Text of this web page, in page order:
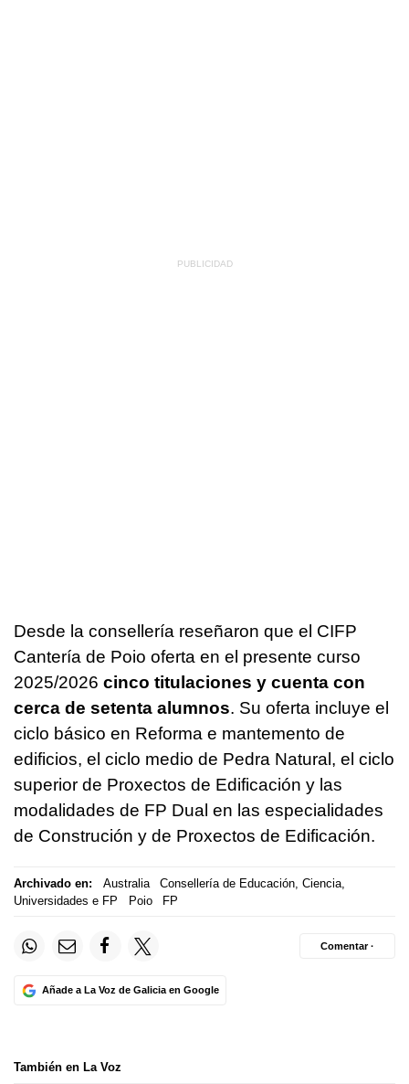
Desde la consellería reseñaron que el CIFP
Cantería de Poio oferta en el presente curso
2025/2026 cinco titulaciones y cuenta con
cerca de setenta alumnos. Su oferta incluye el
ciclo básico en Reforma e mantemento de
edificios, el ciclo medio de Pedra Natural, el ciclo
superior de Proxectos de Edificación y las
modalidades de FP Dual en las especialidades
de Construción y de Proxectos de Edificación.
Archivado en: Australia
Consellería de Educación, Ciencia,
Universidades e FP
Poio FP
Añade a La Voz de Galicia en Google
Comentar ·
También en La Voz